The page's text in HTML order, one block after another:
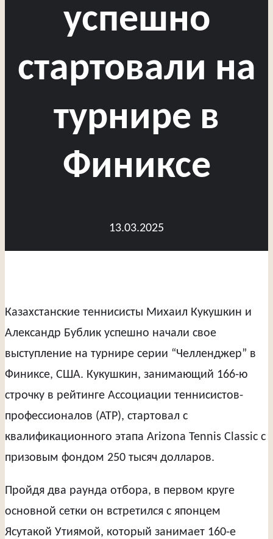
успешно
стартовали на
турнире в
Финиксе
13.03.2025
Казахстанские теннисисты Михаил Кукушкин и
Александр Бублик успешно начали свое
выступление на турнире серии “Челленджер” в
Финиксе, США. Кукушкин, занимающий 166-ю
строчку в рейтинге Ассоциации теннисистов-
профессионалов (ATP), стартовал с
квалификационного этапа Arizona Tennis Classic с
призовым фондом 250 тысяч долларов.
Пройдя два раунда отбора, в первом круге
основной сетки он встретился с японцем
Ясутакой Утиямой, который занимает 160-е